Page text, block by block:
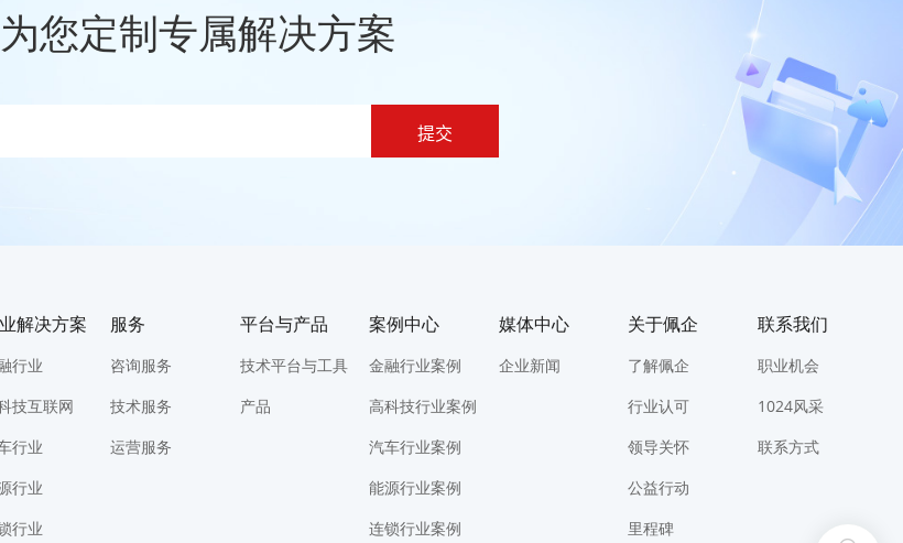
您定制专属解决方案
提交
解决方案
行业
技互联网
行业
行业
行业
服务
咨询服务
技术服务
运营服务
平台与产品
技术平台与工具
产品
案例中心
金融行业案例
高科技行业案例
汽车行业案例
能源行业案例
连锁行业案例
媒体中心
企业新闻
关于佩企
了解佩企
行业认可
领导关怀
公益行动
里程碑
联系我们
职业机会
1024风采
联系方式